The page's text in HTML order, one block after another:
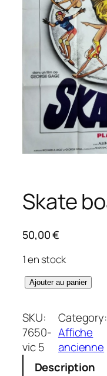
Skate
50,00€
1 en stock
q
a
n
t
i
Ajouter au panier
SKU:
7650-
vic 5
Category:
Affiche
ancienne
Description